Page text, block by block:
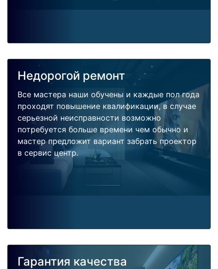
Недорогой ремонт
Все мастера наши обучены и каждые пол года
проходят повышение квалификации, в случае
серьезной неисправности возможно
потребуется больше времени чем обычно и
мастер предложит вариант забрать проектор
в сервис центр.
Гарантия качества